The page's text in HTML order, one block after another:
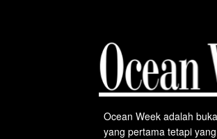
Ocean Week adalah
yang pertama tetapi